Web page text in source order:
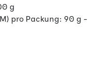
g
pro Packung: 90 g -